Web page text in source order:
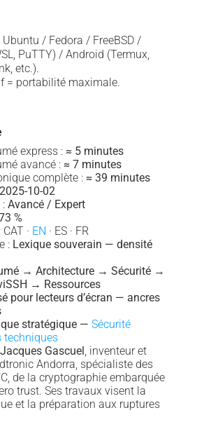
/ Fedora / FreeBSD /
PuTTY) / Android (Termux,
etc.).
= portabilité maximale.
express : ≈ 5 minutes
avancé : ≈ 7 minutes
complète : ≈ 39 minutes
2025-10-02
Avancé / Expert
%
· EN · ES · FR
: Lexique souverain — densité
→ Architecture → Sécurité →
→ Ressources
pour lecteurs d’écran — ancres
stratégique — Sécurité
techniques
Jacques Gascuel , inventeur et
Andorra, spécialiste des
de la cryptographie embarquée
trust. Ses travaux visent la
et la préparation aux ruptures